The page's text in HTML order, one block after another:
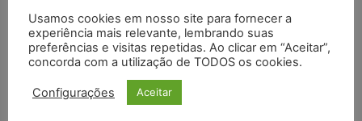
Composição da taxa de
juros
Carlos Henrique Abrão - 07/08/2026
Usamos cookies em nosso site para fornecer a
experiência mais relevante, lembrando suas
preferências e visitas repetidas. Ao clicar em “Aceitar”,
concorda com a utilização de TODOS os cookies.
Configurações Aceitar